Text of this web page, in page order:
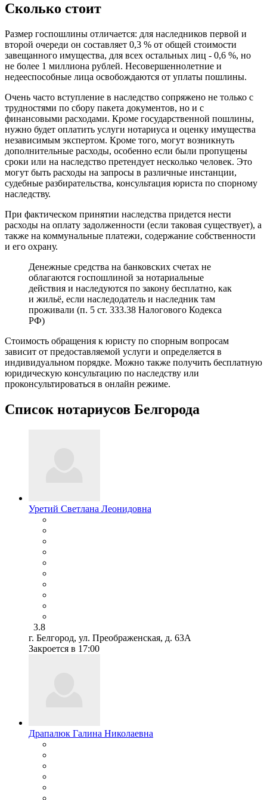
Сколько стоит
Размер госпошлины отличается: для наследников первой и
второй очереди он составляет 0,3 % от общей стоимости
завещанного имущества, для всех остальных лиц - 0,6 %, но
не более 1 миллиона рублей. Несовершеннолетние и
недееспособные лица освобождаются от уплаты пошлины.
Очень часто вступление в наследство сопряжено не только с
трудностями по сбору пакета документов, но и с
финансовыми расходами. Кроме государственной пошлины,
нужно будет оплатить услуги нотариуса и оценку имущества
независимым экспертом. Кроме того, могут возникнуть
дополнительные расходы, особенно если были пропущены
сроки или на наследство претендует несколько человек. Это
могут быть расходы на запросы в различные инстанции,
судебные разбирательства, консультация юриста по спорному
наследству.
При фактическом принятии наследства придется нести
расходы на оплату задолженности (если таковая существует), а
также на коммунальные платежи, содержание собственности
и его охрану.
Денежные средства на банковских счетах не
облагаются госпошлиной за нотариальные
действия и наследуются по закону бесплатно, как
и жильё, если наследодатель и наследник там
проживали (п. 5 ст. 333.38 Налогового Кодекса
РФ)
Стоимость обращения к юристу по спорным вопросам
зависит от предоставляемой услуги и определяется в
индивидуальном порядке. Можно также получить бесплатную
юридическую консультацию по наследству или
проконсультироваться в онлайн режиме.
Список нотариусов Белгорода
Уретий Светлана Леонидовна
3.8
г. Белгород, ул. Преображенская, д. 63А
Закроется в 17:00
Драпалюк Галина Николаевна